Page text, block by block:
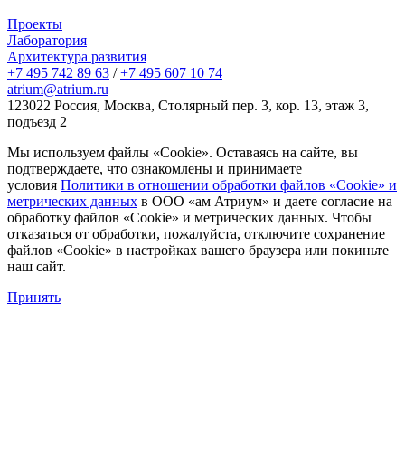
Проекты
Лаборатория
Архитектура развития
+7 495 742 89 63 / +7 495 607 10 74
atrium@atrium.ru
123022 Россия, Москва, Столярный пер. 3, кор. 13, этаж 3,
подъезд 2
Мы используем файлы «Cookie». Оставаясь на сайте, вы
подтверждаете, что ознакомлены и принимаете
условия Политики в отношении обработки файлов «Cookie» и
метрических данных в ООО «ам Атриум» и даете согласие на
обработку файлов «Cookie» и метрических данных. Чтобы
отказаться от обработки, пожалуйста, отключите сохранение
файлов «Cookie» в настройках вашего браузера или покиньте
наш сайт.
Принять